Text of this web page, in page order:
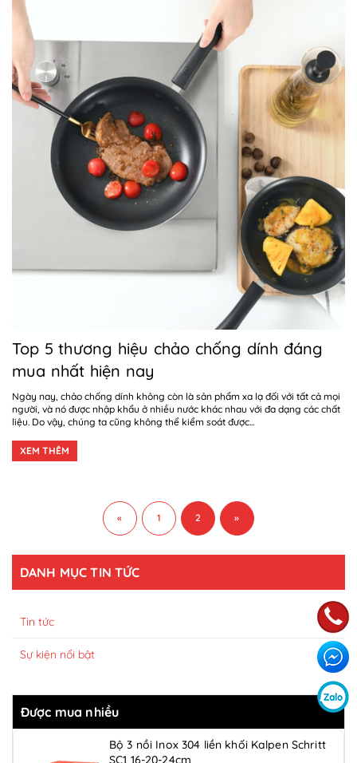
Top 5 thương hiệu chảo chống dính đáng
mua nhất hiện nay
Ngày nay, chảo chống dính không còn là sản phẩm xa lạ đối với tất cả mọi
người, và nó được nhập khẩu ở nhiều nước khác nhau với đa dạng các chất
liệu. Do vậy, chúng ta cũng không thể kiểm soát được...
XEM THÊM
« 1 2 »
DANH MỤC TIN TỨC
Tin tức
Sự kiện nổi bật
Được mua nhiều
Bộ 3 nồi Inox 304 liền khối Kalpen Schritt
SC1 16-20-24cm